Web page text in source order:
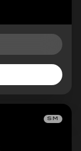
SM